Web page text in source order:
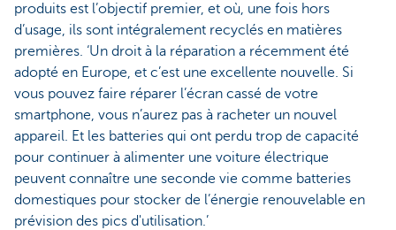
produits est l’objectif premier, et où, une fois hors
d’usage, ils sont intégralement recyclés en matières
premières. ‘Un droit à la réparation a récemment été
adopté en Europe, et c’est une excellente nouvelle. Si
vous pouvez faire réparer l’écran cassé de votre
smartphone, vous n’aurez pas à racheter un nouvel
appareil. Et les batteries qui ont perdu trop de capacité
pour continuer à alimenter une voiture électrique
peuvent connaître une seconde vie comme batteries
domestiques pour stocker de l’énergie renouvelable en
prévision des pics d'utilisation.’